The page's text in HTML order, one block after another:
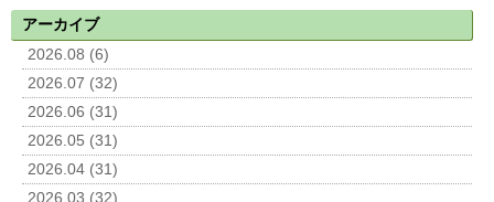
アーカイブ
2026.08 (6)
2026.07 (32)
2026.06 (31)
2026.05 (31)
2026.04 (31)
2026.03 (32)